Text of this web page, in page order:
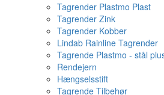
Tagrender Plastmo Plast
Tagrender Zink
Tagrender Kobber
Lindab Rainline Tagrender
Tagrende Plastmo - stål
Rendejern
Hængselsstift
Tagrende Tilbehør